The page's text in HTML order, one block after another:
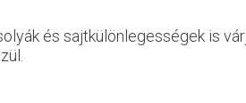
és sajtkülönlegességek is